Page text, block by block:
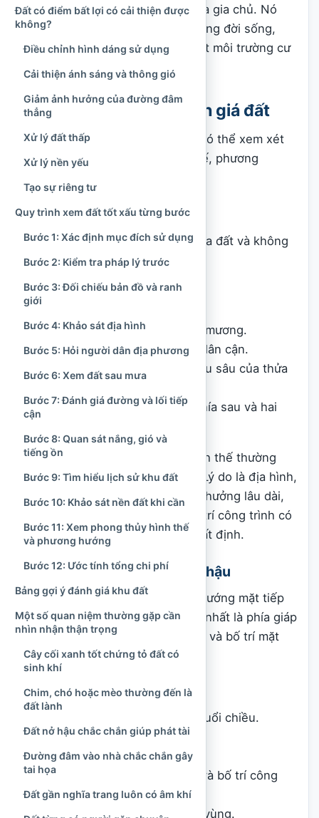
liên quan đến hướng hay tuổi của gia chủ. Nó
còn phản ánh khả năng nuôi dưỡng đời sống,
bảo đảm sự an toàn và tạo ra một môi trường cư
trú hài hòa.
Ba lớp cần xem khi đánh giá đất
Để tránh nhận định phiến diện, có thể xem xét
một thửa đất qua ba lớp: hình thế, phương
Hình thế của khu đất
Hình thế là diện mạo tổng thể của đất và không
gian xung quanh, bao gồm:
Địa hình cao hay thấp.
Núi, đồi, sông, hồ, ao hoặc mương.
Đường đi và các công trình lân cận.
Hình dáng, chiều rộng, chiều sâu của thửa
Khoảng trống phía trước, phía sau và hai
Trong phong thủy cổ truyền, hình thế thường
được xem trước phương hướng. Lý do là địa hình,
dòng nước và cảnh quan có ảnh hưởng lâu dài,
trong khi hướng nhà và cách bố trí công trình có
thể điều chỉnh ở một mức độ nhất định.
Hướng đất và điều kiện khí hậu
Hướng đất thường được hiểu là hướng mặt tiếp
cận chính của khu đất, phổ biến nhất là phía giáp
đường hoặc nơi dự kiến mở cổng và bố trí mặt
tiền nhà.
Khi xem hướng cần quan sát:
Hướng nắng buổi sáng và buổi chiều.
Hướng gió theo mùa.
Vật cản phía trước.
Khả năng mở cửa, làm sân và bố trí công
trình.
Đặc điểm khí hậu của từng vùng.
Đất có điểm bất lợi có cải thiện được
không?
Điều chỉnh hình dáng sử dụng
Cải thiện ánh sáng và thông gió
Giảm ảnh hưởng của đường đâm
thẳng
Xử lý đất thấp
Xử lý nền yếu
Tạo sự riêng tư
Quy trình xem đất tốt xấu từng bước
Bước 1: Xác định mục đích sử dụng
Bước 2: Kiểm tra pháp lý trước
Bước 3: Đối chiếu bản đồ và ranh
giới
Bước 4: Khảo sát địa hình
Bước 5: Hỏi người dân địa phương
Bước 6: Xem đất sau mưa
Bước 7: Đánh giá đường và lối tiếp
cận
Bước 8: Quan sát nắng, gió và
tiếng ồn
Bước 9: Tìm hiểu lịch sử khu đất
Bước 10: Khảo sát nền đất khi cần
Bước 11: Xem phong thủy hình thế
và phương hướng
Bước 12: Ước tính tổng chi phí
Bảng gợi ý đánh giá khu đất
Một số quan niệm thường gặp cần
nhìn nhận thận trọng
Cây cối xanh tốt chứng tỏ đất có
sinh khí
Chim, chó hoặc mèo thường đến là
đất lành
Đất nở hậu chắc chắn giúp phát tài
Đường đâm vào nhà chắc chắn gây
tai họa
Đất gần nghĩa trang luôn có âm khí